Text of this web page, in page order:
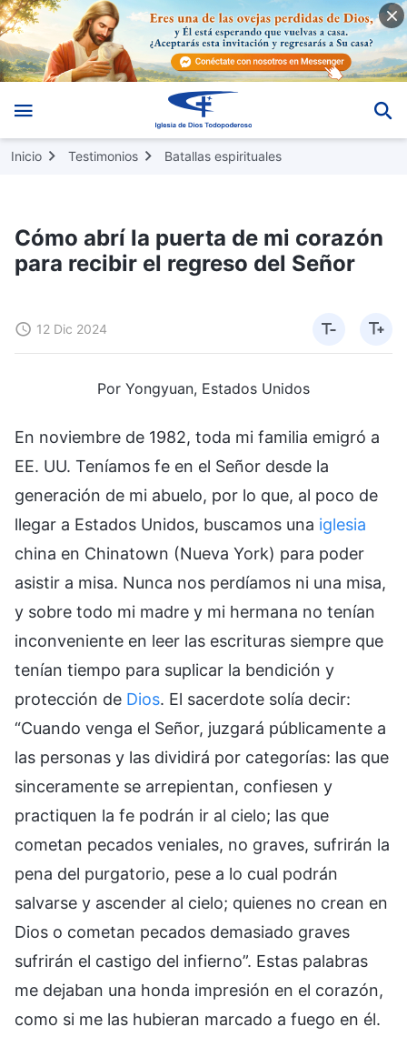
Inicio Testimonios Batallas espirituales
Cómo abrí la puerta de mi corazón
para recibir el regreso del Señor
12 Dic 2024
Por Yongyuan, Estados Unidos
En noviembre de 1982, toda mi familia emigró a
EE. UU. Teníamos fe en el Señor desde la
generación de mi abuelo, por lo que, al poco de
llegar a Estados Unidos, buscamos una iglesia
china en Chinatown (Nueva York) para poder
asistir a misa. Nunca nos perdíamos ni una misa,
y sobre todo mi madre y mi hermana no tenían
inconveniente en leer las escrituras siempre que
tenían tiempo para suplicar la bendición y
protección de Dios. El sacerdote solía decir:
“Cuando venga el Señor, juzgará públicamente a
las personas y las dividirá por categorías: las que
sinceramente se arrepientan, confiesen y
practiquen la fe podrán ir al cielo; las que
cometan pecados veniales, no graves, sufrirán la
pena del purgatorio, pese a lo cual podrán
salvarse y ascender al cielo; quienes no crean en
Dios o cometan pecados demasiado graves
sufrirán el castigo del infierno”. Estas palabras
me dejaban una honda impresión en el corazón,
como si me las hubieran marcado a fuego en él.